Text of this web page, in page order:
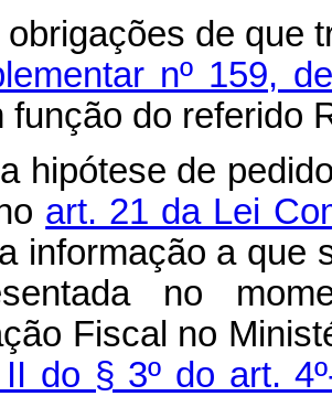
obrigações de que
nº 159,
função do referido
hipótese de
art. 21 da Lei
informação a que
no
Fiscal no
do § 3º do art.